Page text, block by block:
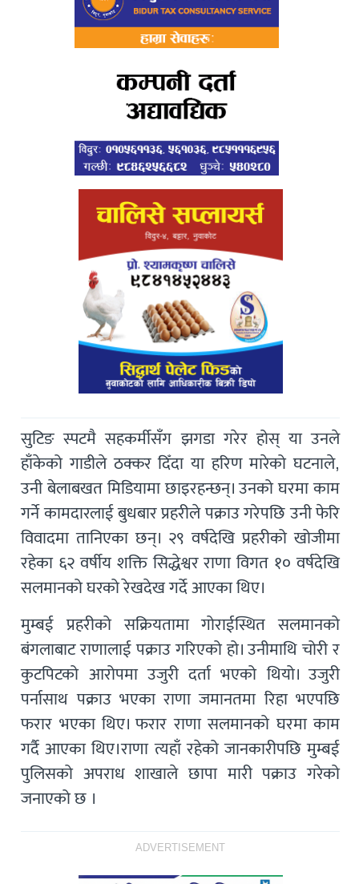
सुटिङ स्पटमै सहकर्मीसँग झगडा गरेर होस् या उनले
हाँकेको गाडीले ठक्कर दिँदा या हरिण मारेको घटनाले,
उनी बेलाबखत मिडियामा छाइरहन्छन्। उनको घरमा काम
गर्ने कामदारलाई बुधबार प्रहरीले पक्राउ गरेपछि उनी फेरि
विवादमा तानिएका छन्। २९ वर्षदेखि प्रहरीको खोजीमा
रहेका ६२ वर्षीय शक्ति सिद्धेश्वर राणा विगत १० वर्षदेखि
सलमानको घरको रेखदेख गर्दे आएका थिए।
मुम्बई प्रहरीको सक्रियतामा गोराईस्थित सलमानको
बंगलाबाट राणालाई पक्राउ गरिएको हो। उनीमाथि चोरी र
कुटपिटको आरोपमा उजुरी दर्ता भएको थियो। उजुरी
पर्नासाथ पक्राउ भएका राणा जमानतमा रिहा भएपछि
फरार भएका थिए। फरार राणा सलमानको घरमा काम
गर्दै आएका थिए।राणा त्यहाँ रहेको जानकारीपछि मुम्बई
पुलिसको अपराध शाखाले छापा मारी पक्राउ गरेको
जनाएको छ ।
ADVERTISEMENT